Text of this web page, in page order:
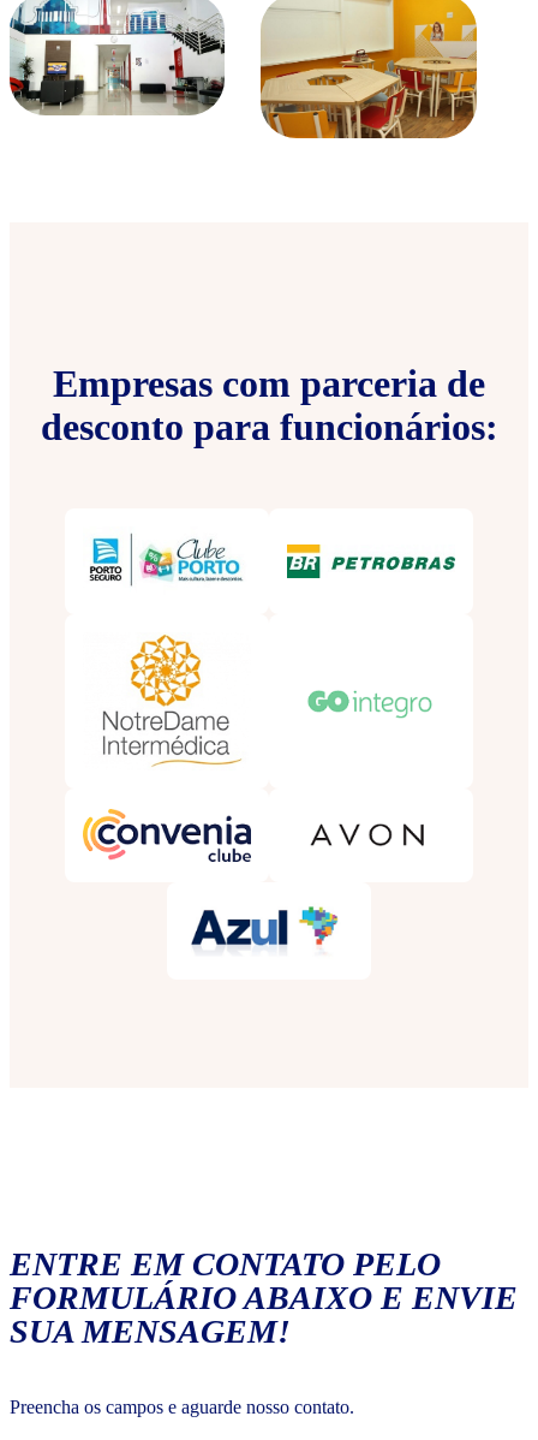
Empresas com parceria de
desconto para funcionários:
ENTRE EM CONTATO PELO
FORMULÁRIO ABAIXO E ENVIE
SUA MENSAGEM!
Preencha os campos e aguarde nosso contato.